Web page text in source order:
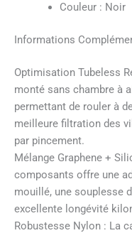
Couleur : Noir
Informations
Optimisation Tubeless
monté sans chambre à
permettant de rouler à
meilleure filtration des
par pincement.
Mélange Graphene +
composants offre une
mouillé, une souplesse
excellente longévité
Robustesse Nylon : La